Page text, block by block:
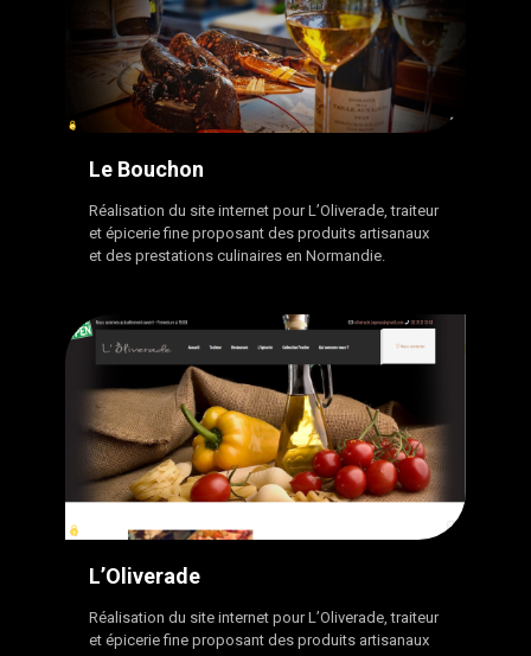
Le Bouchon
Réalisation du site internet pour L’Oliverade, traiteur
et épicerie fine proposant des produits artisanaux
et des prestations culinaires en Normandie.
L’Oliverade
Réalisation du site internet pour L’Oliverade, traiteur
et épicerie fine proposant des produits artisanaux